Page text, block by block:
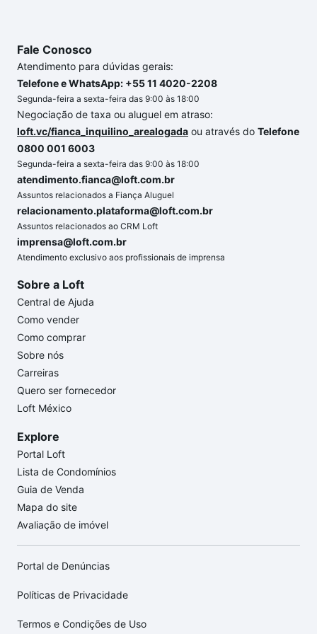
Fale Conosco
Atendimento para dúvidas gerais:
Telefone e WhatsApp: +55 11 4020-2208
Segunda-feira a sexta-feira das 9:00 às 18:00
Negociação de taxa ou aluguel em atraso:
loft.vc/fianca_inquilino_arealogada ou através do Telefone
0800 001 6003
Segunda-feira a sexta-feira das 9:00 às 18:00
atendimento.fianca@loft.com.br
Assuntos relacionados a Fiança Aluguel
relacionamento.plataforma@loft.com.br
Assuntos relacionados ao CRM Loft
imprensa@loft.com.br
Atendimento exclusivo aos profissionais de imprensa
Sobre a Loft
Central de Ajuda
Como vender
Como comprar
Sobre nós
Carreiras
Quero ser fornecedor
Loft México
Explore
Portal Loft
Lista de Condomínios
Guia de Venda
Mapa do site
Avaliação de imóvel
Portal de Denúncias
Políticas de Privacidade
Termos e Condições de Uso